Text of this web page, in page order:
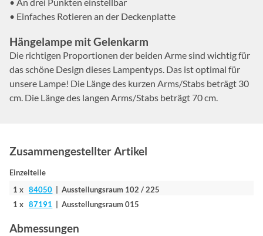
• Einfaches Rotieren an der Deckenplatte
Hängelampe mit Gelenkarm
Die richtigen Proportionen der beiden Arme sind wichtig für
das schöne Design dieses Lampentyps. Das ist optimal für
unsere Lampe! Die Länge des kurzen Arms/Stabs beträgt 30
cm. Die Länge des langen Arms/Stabs beträgt 70 cm.
Zusammengestellter Artikel
Einzelteile
1 x84050 | Ausstellungsraum 102 / 225
1 x87191 | Ausstellungsraum 015
Abmessungen